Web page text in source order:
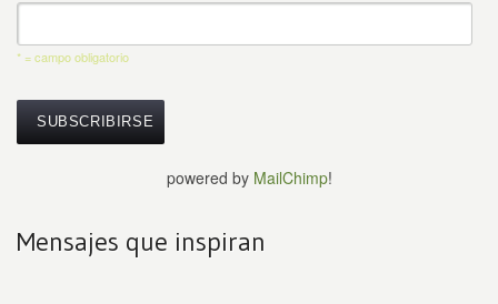
* = campo obligatorio
powered by MailChimp!
Mensajes que inspiran